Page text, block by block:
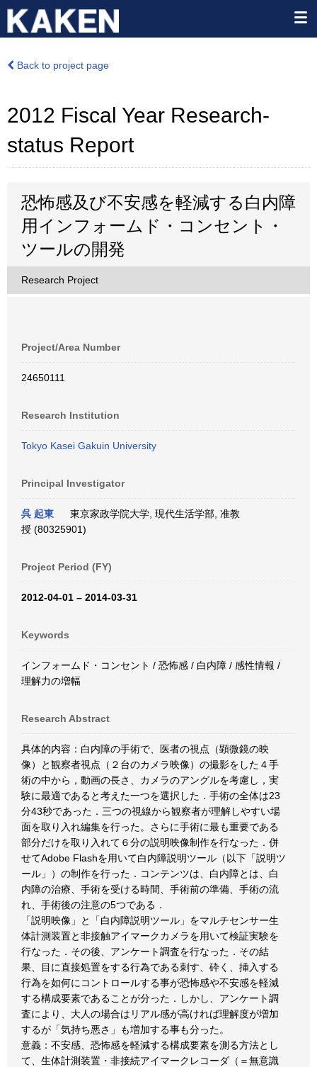
Back to project page
2012 Fiscal Year Research-
status Report
恐怖感及び不安感を軽減する白内障
用インフォームド・コンセント・
ツールの開発
Research Project
Project/Area Number
24650111
Research Institution
Tokyo Kasei Gakuin University
Principal Investigator
呉 起東
東京家政学院大学, 現代生活学部, 准教
授 (80325901)
Project Period (FY)
2012-04-01 – 2014-03-31
Keywords
インフォームド・コンセント / 恐怖感 / 白内障 / 感性情報 /
理解力の増幅
Research Abstract
具体的内容：白内障の手術で、医者の視点（顕微鏡の映
像）と観察者視点（２台のカメラ映像）の撮影をした４手
術の中から，動画の長さ、カメラのアングルを考慮し，実
験に最適であると考えた一つを選択した．手術の全体は23
分43秒であった．三つの視線から観察者が理解しやすい場
面を取り入れ編集を行った。さらに手術に最も重要である
部分だけを取り入れて６分の説明映像制作を行なった．併
せてAdobe Flashを用いて白内障説明ツール（以下「説明ツ
ール」）の制作を行った．コンテンツは、白内障とは、白
内障の治療、手術を受ける時間、手術前の準備、手術の流
れ、手術後の注意の5つである．
「説明映像」と「白内障説明ツール」をマルチセンサー生
体計測装置と非接触アイマークカメラを用いて検証実験を
行なった．その後、アンケート調査を行なった．その結
果、目に直接処置をする行為である刺す、砕く、挿入する
行為を如何にコントロールする事が恐怖感や不安感を軽減
する構成要素であることが分った．しかし、アンケート調
査により、大人の場合はリアル感が高ければ理解度が増加
するが「気持ち悪さ」も増加する事も分った。
意義：不安感、恐怖感を軽減する構成要素を測る方法とし
て、生体計測装置・非接続アイマークレコーダ（＝無意識